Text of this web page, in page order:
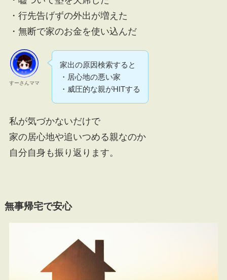
・行先告げずの外出が増えた
・無断で家のお金を使い込んだ
すーさんママ
家出の原因検索すると
・居心地の悪い家
・威圧的な親がHITする
私が気づかないだけで
家の居心地や追いつめる親なのか
自分自身も振り返ります。
無事帰宅で安心